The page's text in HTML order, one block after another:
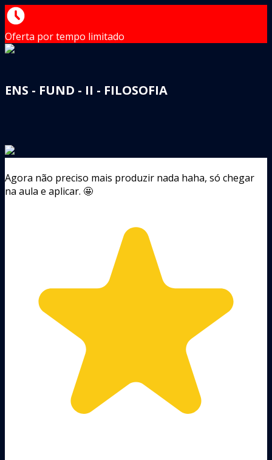
Oferta por tempo limitado
ENS - FUND - II - FILOSOFIA
Agora não preciso mais produzir nada haha, só chegar
na aula e aplicar. 🤩